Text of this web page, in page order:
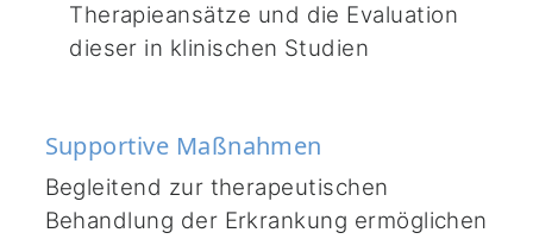
Therapieansätze und die Evaluation
dieser in klinischen Studien
Supportive Maßnahmen
Begleitend zur therapeutischen
Behandlung der Erkrankung ermöglichen